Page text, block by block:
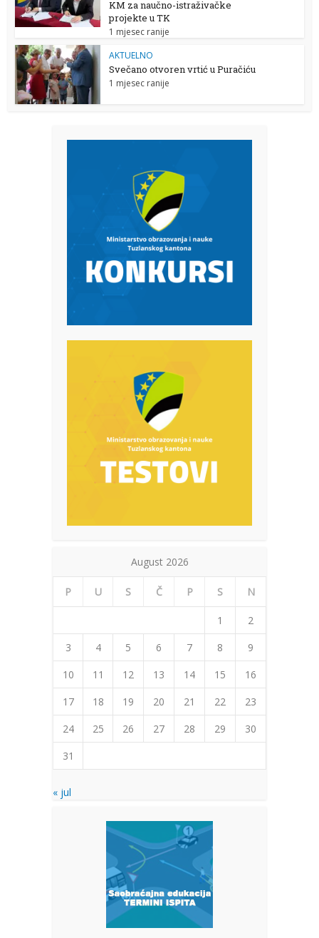
KM za naučno-istraživačke
projekte u TK
1 mjesec ranije
AKTUELNO
Svečano otvoren vrtić u Puračiću
1 mjesec ranije
August 2026
P U S Č P S N
1
2
3
4 5 6 7 8
9
10
11 12 13 14 15
16
17
18 19 20 21 22
23
24
25 26 27 28 29
30
31
« jul